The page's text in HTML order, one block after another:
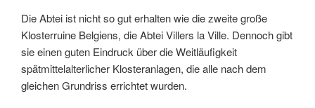
Die Abtei ist nicht so gut erhalten wie die zweite große
Klosterruine Belgiens, die Abtei Villers la Ville. Dennoch gibt
sie einen guten Eindruck über die Weitläufigkeit
spätmittelalterlicher Klosteranlagen, die alle nach dem
gleichen Grundriss errichtet wurden.